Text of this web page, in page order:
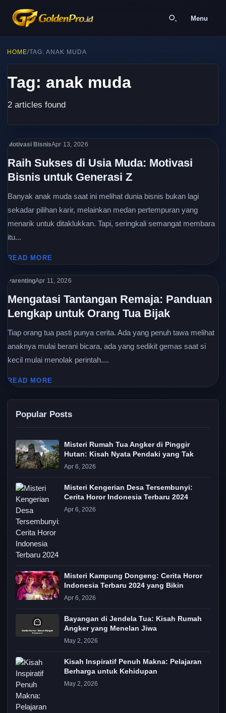
Menu
HOME/TAG: ANAK MUDA
Tag: anak muda
2 articles found
Motivasi BisnisApr 13, 2026
Raih Sukses di Usia Muda: Motivasi
Bisnis untuk Generasi Z
Banyak anak muda saat ini melihat dunia bisnis bukan lagi
sekadar pilihan karir, melainkan medan pertempuran yang
menarik untuk ditaklukkan. Tapi, seringkali semangat membara
itu...
READ MORE
ParentingApr 11, 2026
Mengatasi Tantangan Remaja: Panduan
Lengkap untuk Orang Tua Bijak
Tiap orang tua pasti punya cerita. Ada yang penuh tawa melihat
anaknya mulai berani bicara, ada yang sedikit gemas saat si
kecil mulai menolak perintah....
READ MORE
Popular Posts
Misteri Rumah Tua Angker di Pinggir
Hutan: Kisah Nyata Pendaki yang Tak
Apr 6, 2026
Misteri Kengerian Desa Tersembunyi:
Cerita Horor Indonesia Terbaru 2024
Apr 6, 2026
Misteri Kampung Dongeng: Cerita Horor
Indonesia Terbaru 2024 yang Bikin
Apr 6, 2026
Bayangan di Jendela Tua: Kisah Rumah
Angker yang Menelan Jiwa
May 2, 2026
Kisah Inspiratif Penuh Makna: Pelajaran
Berharga untuk Kehidupan
May 2, 2026